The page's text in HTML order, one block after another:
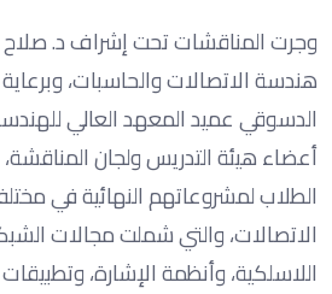
وجرت المناقشات تحت إشراف د.
هندسة الاتصالات والحاسبات،
الدسوقي عميد المعهد العالي
أعضاء هيئة التدريس ولجان
الطلاب لمشروعاتهم النهائية في
الاتصالات، والتي شملت مجالات
اللاسلكية، وأنظمة الإشارة، وتطبيقات